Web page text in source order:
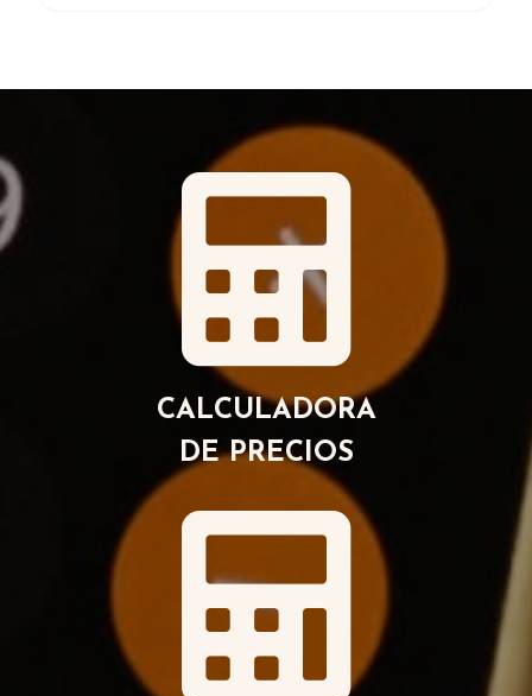
CALCULADORA
DE PRECIOS